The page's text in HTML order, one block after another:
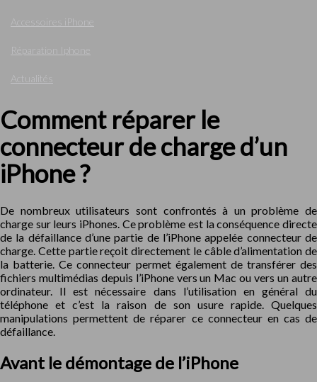
Accessoires iPhone
Réparation Iphone
Actualités
Comment réparer le
connecteur de charge d’un
iPhone ?
De nombreux utilisateurs sont confrontés à un problème de
charge sur leurs iPhones. Ce problème est la conséquence directe
de la défaillance d’une partie de l’iPhone appelée connecteur de
charge. Cette partie reçoit directement le câble d’alimentation de
la batterie. Ce connecteur permet également de transférer des
fichiers multimédias depuis l’iPhone vers un Mac ou vers un autre
ordinateur. Il est nécessaire dans l’utilisation en général du
téléphone et c’est la raison de son usure rapide. Quelques
manipulations permettent de réparer ce connecteur en cas de
défaillance.
Avant le démontage de l’iPhone